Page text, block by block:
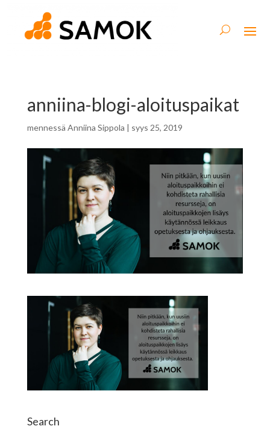
anniina-blogi-aloituspaikat
mennessä Anniina Sippola | syys 25, 2019
Search